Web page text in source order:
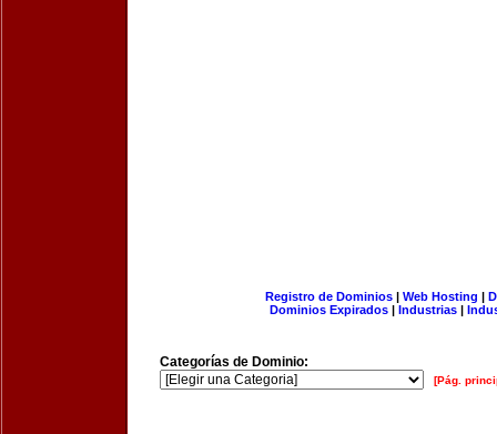
Registro de Dominios| Web Hosting |
Dominios Expirados | Industrias |
Categorías de Dominio:
[Pág.